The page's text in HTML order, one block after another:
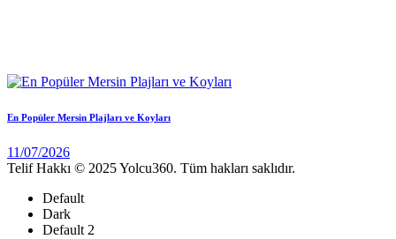
En Popüler Mersin Plajları ve Koyları
11/07/2026
Telif Hakkı © 2025 Yolcu360. Tüm hakları saklıdır.
Default
Dark
Default 2